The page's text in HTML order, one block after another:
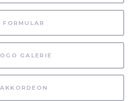
FORMULAR
GALERIE
AKKORDEON